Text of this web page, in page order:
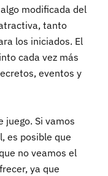
modificada del
tanto
los iniciados. El
cada vez más
eventos y
juego. Si vamos
es posible que
no veamos el
ya que